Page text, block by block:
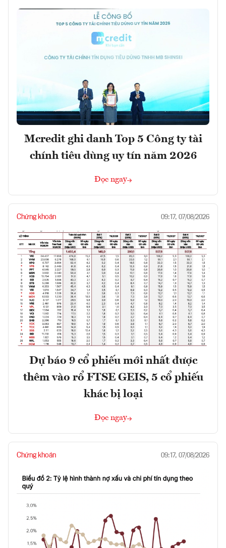
Mcredit ghi danh Top 5 Công ty tài
chính tiêu dùng uy tín năm 2026
Đọc ngay
Chứng khoán 09:17, 07/08/2026
Dự báo 9 cổ phiếu mới nhất được
thêm vào rổ FTSE GEIS, 5 cổ phiếu
khác bị loại
Đọc ngay
Chứng khoán 09:17, 07/08/2026